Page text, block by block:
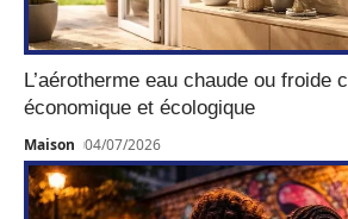
L’aérotherme eau chaude ou froide
économique et écologique
Maison 04/07/2026